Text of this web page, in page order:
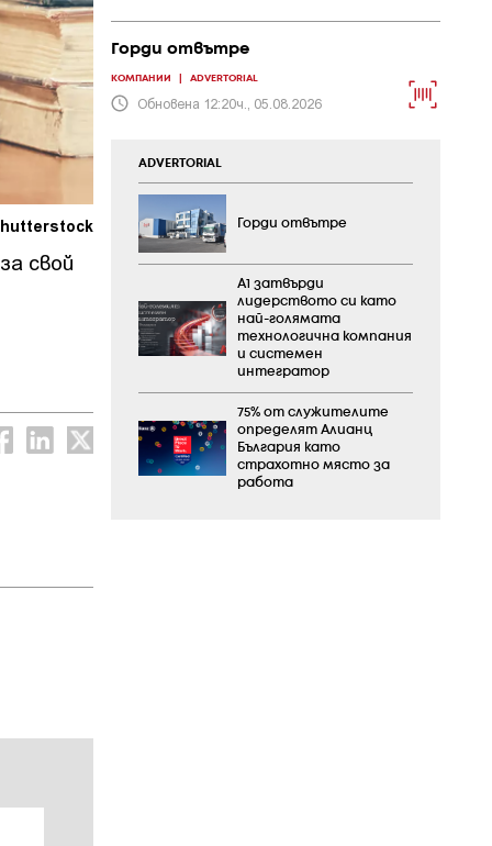
свой
Горди отвътре
КОМПАНИИ ADVERTORIAL
Обновена 12:20ч., 05.08.2026
ADVERTORIAL
Горди отвътре
А1 затвърди
лидерството си като
най-голямата
технологична компания
и системен
интегратор
75% от служителите
определят Алианц
България като
страхотно място за
работа